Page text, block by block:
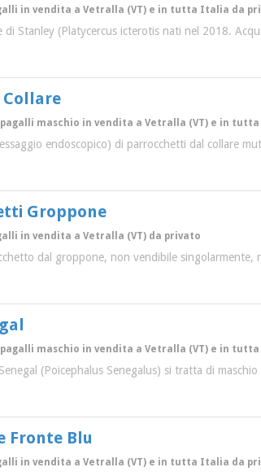
in vendita a Vetralla (VT) e in tutta Italia da
di Stanley (Platycercus icterotis nati nel 2018.
maschio in vendita a Vetralla (VT) e in
endoscopico) di parrocchetti dal collare
Groppone
in vendita a Vetralla (VT) da privato
dal groppone, non vendibile singolarmente,
maschio in vendita a Vetralla (VT) e in
(Poicephalus Senegalus) si tratta di
Fronte Blu
in vendita a Vetralla (VT) e in tutta Italia da